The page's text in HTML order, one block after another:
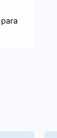
para